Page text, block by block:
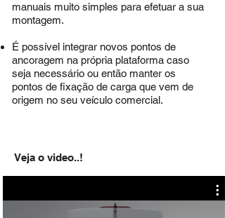
manuais muito simples para efetuar a sua
montagem.
É possível integrar novos pontos de
ancoragem na própria plataforma caso
seja necessário ou então manter os
pontos de fixação de carga que vem de
origem no seu veículo comercial.
Veja o video..!